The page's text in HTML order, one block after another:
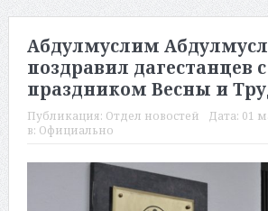
Абдулмуслим
поздравил дагестанцев с
праздником Весны и
Публикация: Отдел новостей Дата: 01
в: Официально